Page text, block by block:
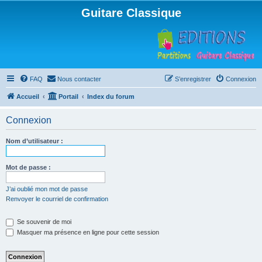
Guitare Classique
FAQ Nous contacter Connexion
S’enregistrer
Accueil Portail Index du forum
Connexion
Nom d’utilisateur :
Mot de passe :
J’ai oublié mon mot de passe
Renvoyer le courriel de confirmation
Se souvenir de moi
Masquer ma présence en ligne pour cette session